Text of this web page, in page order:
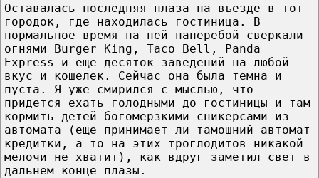
Оставалась последняя плаза на въезде в тот
городок, где находилась гостиница. В
нормальное время на ней наперебой сверкали
огнями Burger King, Taco Bell, Panda
Express и еще десяток заведений на любой
вкус и кошелек. Сейчас она была темна и
пуста. Я уже смирился с мыслью, что
придется ехать голодными до гостиницы и там
кормить детей богомерзкими сникерсами из
автомата (еще принимает ли тамошний автомат
кредитки, а то на этих троглодитов никакой
мелочи не хватит), как вдруг заметил свет в
дальнем конце плазы.